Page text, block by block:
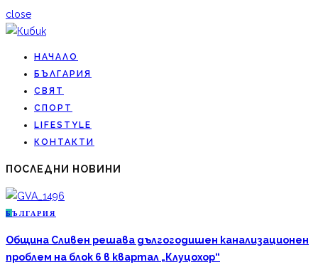
close
НАЧАЛО
БЪЛГАРИЯ
СВЯТ
СПОРТ
LIFESTYLE
КОНТАКТИ
ПОСЛЕДНИ НОВИНИ
Б ЪЛГАРИЯ
Община Сливен решава дългогодишен канализационен
проблем на блок 6 в квартал „Клуцохор“